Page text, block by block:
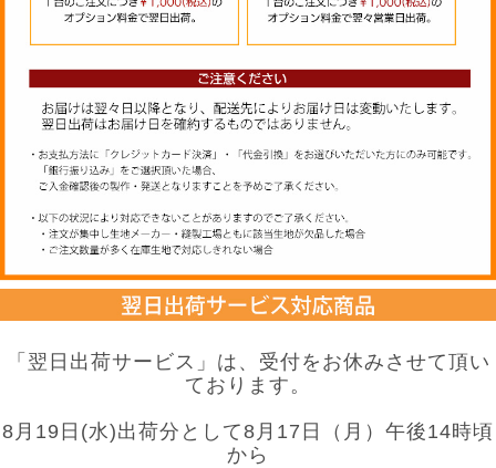
「翌日出荷サービス」は、受付をお休みさせて頂い
ております。
8月19日(水)出荷分として8月17日（月）午後14時頃
から